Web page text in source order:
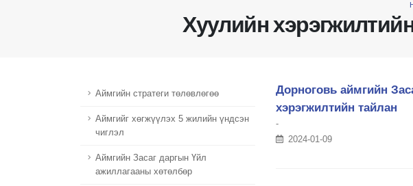
Хуулийн
Аймгийн стратеги төлөвлөгөө
Aймгийг хөгжүүлэх 5 жилийн үндсэн
чиглэл
Аймгийн Засаг даргын Үйл
ажиллагааны хөтөлбөр
Дорноговь аймгийн
хэрэгжилтийн тайлан
-
2024-01-09